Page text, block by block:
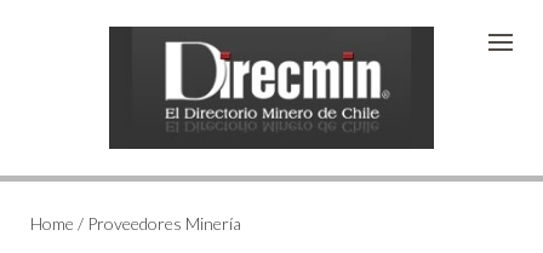
Home / Proveedores Minería